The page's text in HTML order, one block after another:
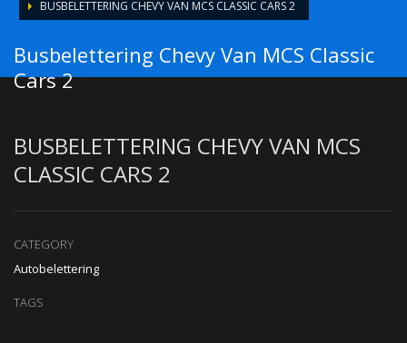
BUSBELETTERING CHEVY VAN MCS CLASSIC CARS 2
Busbelettering Chevy Van MCS Classic
Cars 2
BUSBELETTERING CHEVY VAN MCS
CLASSIC CARS 2
CATEGORY
Autobelettering
TAGS